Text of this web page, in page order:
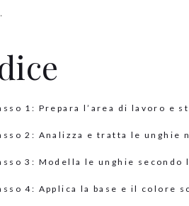
1: Prepara l’area di lavoro e
2: Analizza e tratta le unghie
3: Modella le unghie secondo
4: Applica la base e il colore